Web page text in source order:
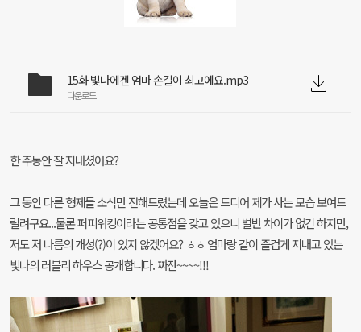
15화 빛나에겐 엄마 손길이 최고에요.mp3
다운로드
한 주동안 잘 지내셨어요?
그 동안 다른 형제들 소식만 전해드렸는데 오늘은 드디어 제가 사는 모습 보여드
릴려구요...물론 퍼피워킹이라는 공통점을 갖고 있으니 별반 차이가 없긴 하지만,
저도 저 나름의 개성(?)이 있지 않겠어요? ㅎㅎ 엄마랑 같이 즐겁게 지내고 있는
빛나의 러블리 하우스 공개합니다. 짜잔~~~~!!!